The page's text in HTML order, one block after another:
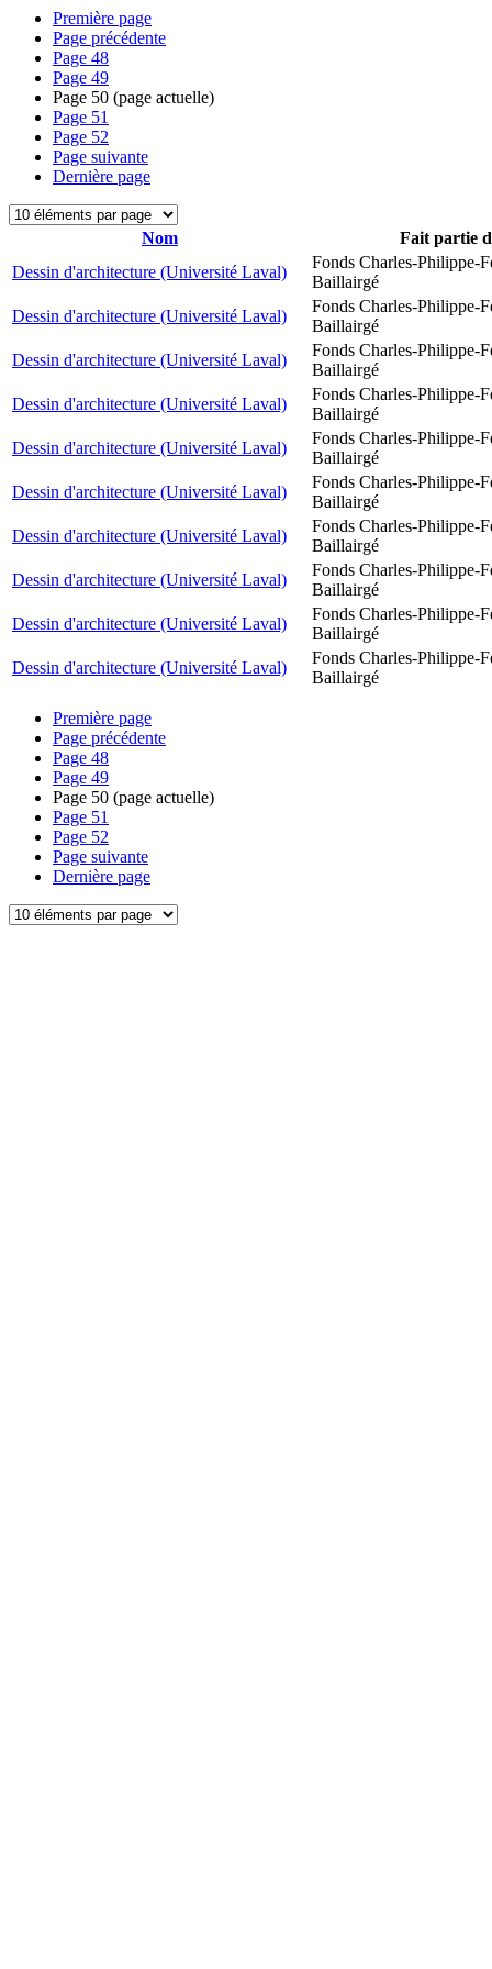
Première page
Page précédente
Page 48
Page 49
Page 50 (page actuelle)
Page 51
Page 52
Page suivante
Dernière page
Nom
Fait partie
Dessin d'architecture (Université Laval)
Fonds Charles-Philippe-
Baillairgé
Dessin d'architecture (Université Laval)
Fonds Charles-Philippe-
Baillairgé
Dessin d'architecture (Université Laval)
Fonds Charles-Philippe-
Baillairgé
Dessin d'architecture (Université Laval)
Fonds Charles-Philippe-
Baillairgé
Dessin d'architecture (Université Laval)
Fonds Charles-Philippe-
Baillairgé
Dessin d'architecture (Université Laval)
Fonds Charles-Philippe-
Baillairgé
Dessin d'architecture (Université Laval)
Fonds Charles-Philippe-
Baillairgé
Dessin d'architecture (Université Laval)
Fonds Charles-Philippe-
Baillairgé
Dessin d'architecture (Université Laval)
Fonds Charles-Philippe-
Baillairgé
Dessin d'architecture (Université Laval)
Fonds Charles-Philippe-
Baillairgé
Première page
Page précédente
Page 48
Page 49
Page 50 (page actuelle)
Page 51
Page 52
Page suivante
Dernière page